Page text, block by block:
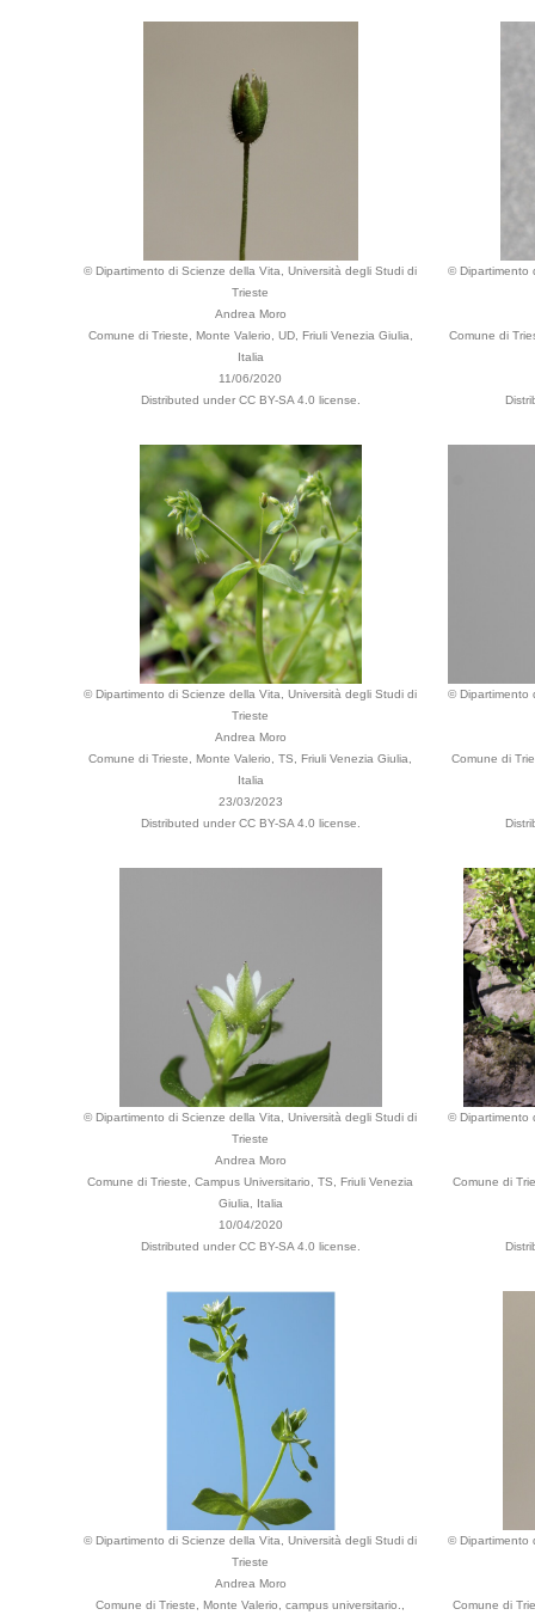
© Dipartimento di Scienze della Vita, Università degli Studi di
Trieste
Andrea Moro
Comune di Trieste, Monte Valerio, UD, Friuli Venezia Giulia,
Italia
11/06/2020
Distributed under CC BY-SA 4.0 license.
© Dipartimento
Comune di
© Dipartimento di Scienze della Vita, Università degli Studi di
Trieste
Andrea Moro
Comune di Trieste, Monte Valerio, TS, Friuli Venezia Giulia,
Italia
23/03/2023
Distributed under CC BY-SA 4.0 license.
© Dipartimento
Comune di
© Dipartimento di Scienze della Vita, Università degli Studi di
Trieste
Andrea Moro
Comune di Trieste, Campus Universitario, TS, Friuli Venezia
Giulia, Italia
10/04/2020
Distributed under CC BY-SA 4.0 license.
© Dipartimento
Comune di
© Dipartimento di Scienze della Vita, Università degli Studi di
Trieste
Andrea Moro
Comune di Trieste, Monte Valerio, campus universitario.,
© Dipartimento
Comune di